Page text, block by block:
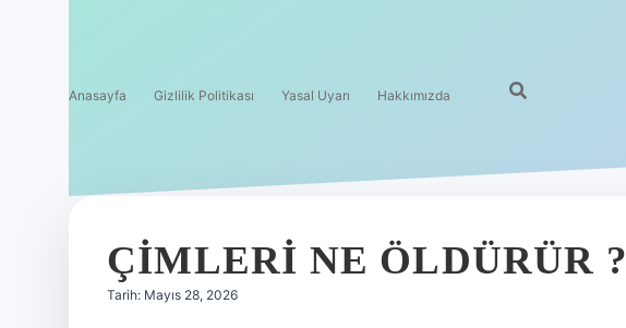
Anasayfa Gizlilik Politikası Yasal Uyarı Hakkımızda
ÇIMLERI NE ÖLDÜRÜR ?
Tarih: Mayıs 28, 2026